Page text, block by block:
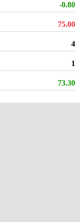
-0.80
75.00
4
1
73.30